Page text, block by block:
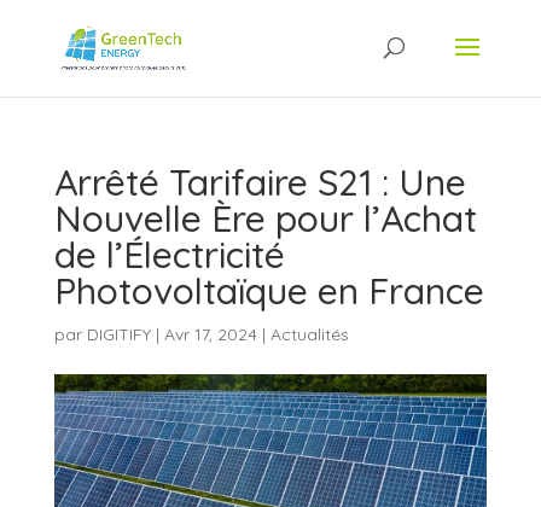
Arrêté Tarifaire S21 : Une
Nouvelle Ère pour l’Achat
de l’Électricité
Photovoltaïque en France
par DIGITIFY| Avr 17, 2024 | Actualités